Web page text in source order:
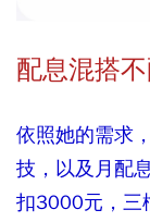
配息混搭
依照她的需求
技，以及月配
扣3000元，三